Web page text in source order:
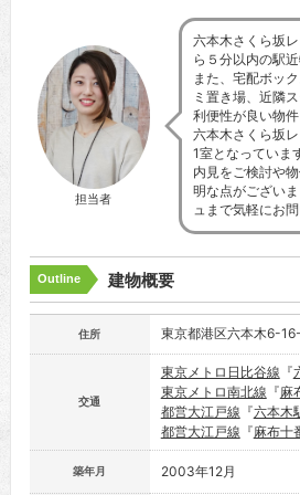
担当者
六本木さくら坂
ら５分以内の駅
また、宅配ボッ
ミ置き場、近隣
利便性が良い物件
六本木さくら坂
1室となっていま
内見をご検討や
明な点がござい
ュまで気軽にお
Outline 建物概要
住所 東京都港区六本木6-
交通
東京メトロ日比谷線 『
東京メトロ南北線 『麻
都営大江戸線 『六本木
都営大江戸線 『麻布十
築年月 2003年12月